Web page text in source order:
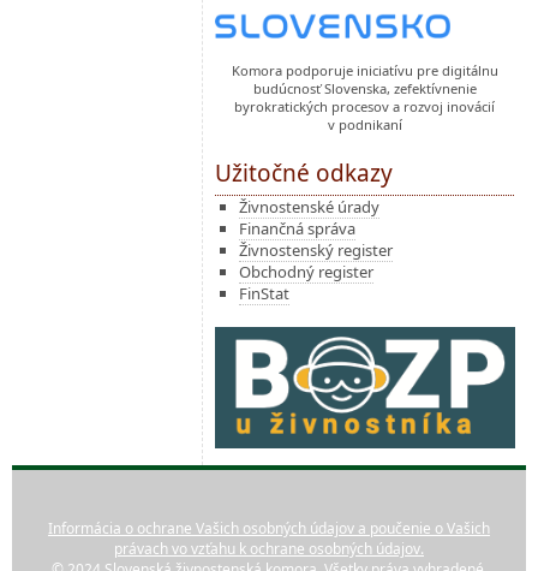
Komora podporuje iniciatívu pre digitálnu
budúcnosť Slovenska, zefektívnenie
byrokratických procesov a rozvoj inovácií
v podnikaní
Užitočné odkazy
Živnostenské úrady
Finančná správa
Živnostenský register
Obchodný register
FinStat
Informácia o ochrane Vašich osobných údajov a poučenie o Vašich
právach vo vzťahu k ochrane osobných údajov.